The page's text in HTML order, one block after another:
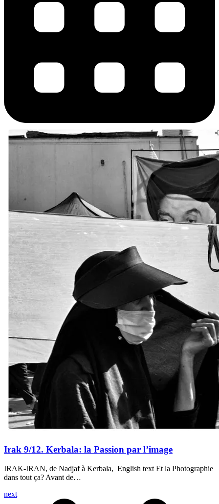
Irak 9/12. Kerbala: la Passion par l’image
IRAK-IRAN, de Nadjaf à Kerbala, English text Et la Photographie
dans tout ça? Avant de…
next